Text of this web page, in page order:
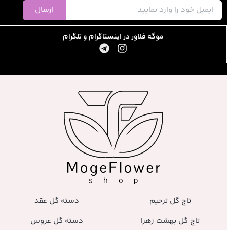
ارسال
موگه فلاور در اینستاگرام و تلگرام
تاج گل ترحیم
تاج گل بهشت زهرا
دسته گل عقد
دسته گل عروس